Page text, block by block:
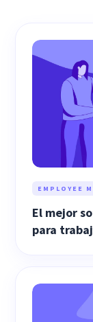
EMPLOYEE
El mejor
para